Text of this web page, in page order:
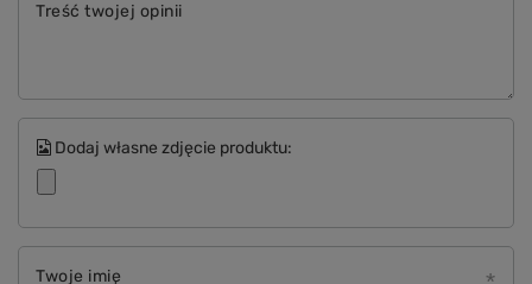
Treść twojej opinii
Dodaj własne zdjęcie produktu:
Twoje imię